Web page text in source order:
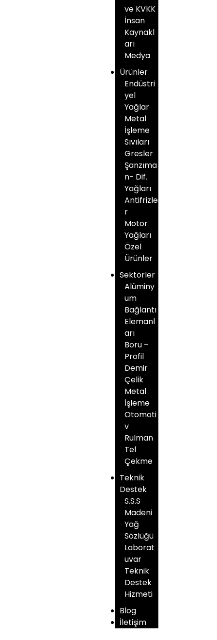
ve KVKK
İnsan
Kaynakl
arı
Medya
Ürünler
Endüstri
yel
Yağlar
Metal
İşleme
Sıvıları
Gresler
Şanzıma
n- Dif.
Yağları
Antifrizle
r
Motor
Yağları
Özel
Ürünler
Sektörler
Alüminy
um
Bağlantı
Elemanl
arı
Boru –
Profil
Demir
Çelik
Metal
İşleme
Otomoti
v
Rulman
Tel
Çekme
Teknik
Destek
S.S.S
Madeni
Yağ
Sözlüğü
Laborat
uvar
Teknik
Destek
Hizmeti
Blog
İletişim